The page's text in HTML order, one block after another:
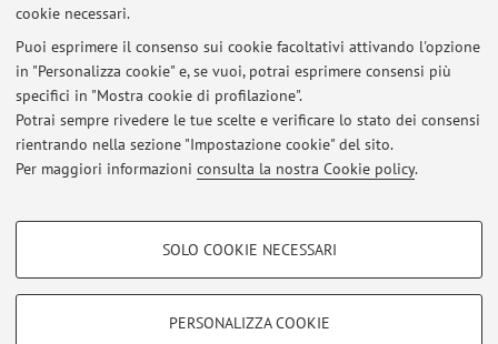
cookie necessari.
Puoi esprimere il consenso sui cookie facoltativi attivando l'opzione
in "Personalizza cookie" e, se vuoi, potrai esprimere consensi più
specifici in "Mostra cookie di profilazione".
Potrai sempre rivedere le tue scelte e verificare lo stato dei consensi
rientrando nella sezione "Impostazione cookie" del sito.
Per maggiori informazioni consulta la nostra Cookie policy.
COOKIE DI PROFILAZIONE - FACOLTATIVI
SOLO COOKIE NECESSARI
PERSONALIZZA COOKIE
Ultimi avvisi
Al momento non sono presenti avvisi.
Area riservata
Accedi tramiteloginper gestire tutti i contenuti del sito.